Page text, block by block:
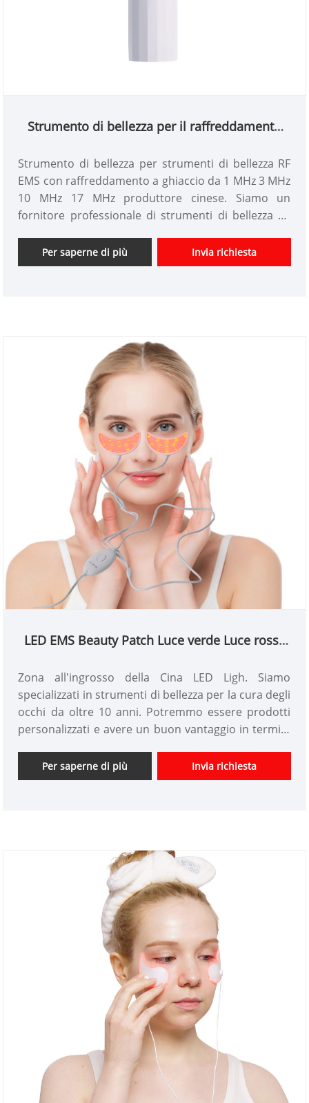
Strumento di bellezza per il raffreddamento
Strumento di bellezza per strumenti di bellezza RF
EMS con raffreddamento a ghiaccio da 1 MHz 3 MHz
10 MHz 17 MHz produttore cinese. Siamo un
fornitore professionale di strumenti di bellezza RF
Offriamo progettazione personalizzata di strumenti
di bellezza e abbiamo un buon vantaggio di prezzo e
Per saperne di più Invia richiesta
LED EMS Beauty Patch Luce verde Luce rossa
Zona all'ingrosso della Cina LED Ligh. Siamo
specializzati in strumenti di bellezza per la cura degli
occhi da oltre 10 anni. Potremmo essere prodotti
personalizzati e avere un buon vantaggio in termini
strumenti di bellezza ad alta tecnologia in Cina. Non
vediamo l'ora di espandere il mercato.
Per saperne di più Invia richiesta